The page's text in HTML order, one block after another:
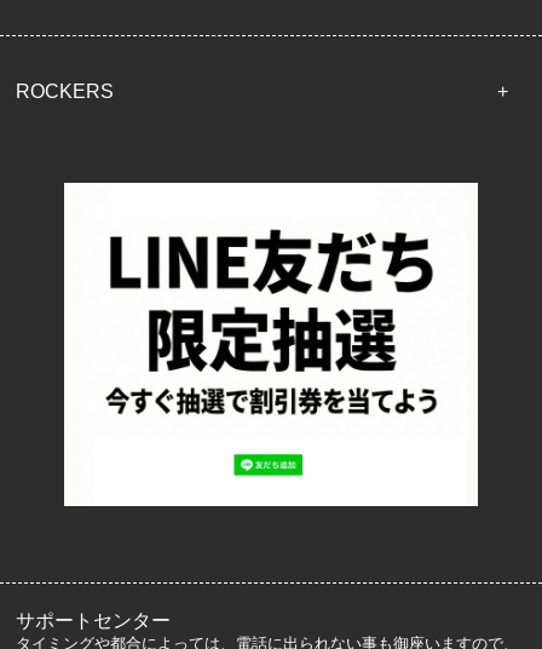
ROCKERS
配送・送料について
返品について
お支払い方法について
特定商取引法に基づく表記
プライバシーポリシー
ロッカーズについて
サポートセンター
タイミングや都合によっては、電話に出られない事も御座いますので、